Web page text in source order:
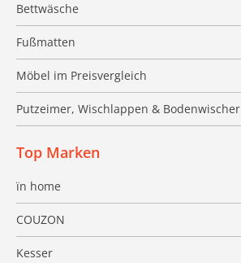
Bettwäsche
Fußmatten
Möbel im Preisvergleich
Putzeimer, Wischlappen & Bodenwischer
Top Marken
ïn home
COUZON
Kesser